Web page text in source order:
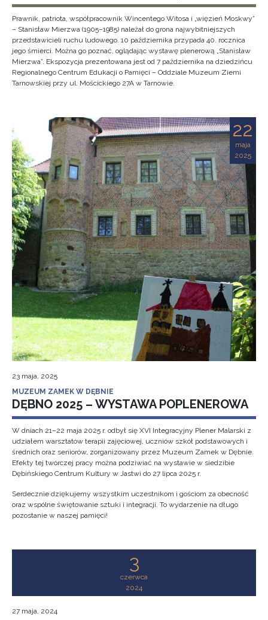
Prawnik, patriota, współpracownik Wincentego Witosa i „więzień Moskwy”
– Stanisław Mierzwa (1905–1985) należał do grona najwybitniejszych
przedstawicieli ruchu ludowego. 10 października przypada 40. rocznica
jego śmierci. Można go poznać, oglądając wystawę plenerową „Stanisław
Mierzwa”. Ekspozycja prezentowana jest od 7 października na dziedzińcu
Regionalnego Centrum Edukacji o Pamięci – Oddziale Muzeum Ziemi
Tarnowskiej przy ul. Mościckiego 27A w Tarnowie.
22
maja
2025
23 maja, 2025
MUZEUM ZAMEK W DĘBNIE
DĘBNO 2025 – WYSTAWA POPLENEROWA
W dniach 21–22 maja 2025 r. odbył się XVI Integracyjny Plener Malarski z
udziałem warsztatów terapii zajęciowej, uczniów szkół podstawowych i
średnich oraz seniorów, zorganizowany przez Muzeum Zamek w Dębnie.
Efekty tej twórczej pracy można podziwiać na wystawie w siedzibie
Dębińskiego Centrum Kultury w Jastwi do 27 lipca 2025 r.
Serdecznie dziękujemy wszystkim uczestnikom i gościom za obecność
oraz wspólne świętowanie sztuki i integracji. To wydarzenie na długo
pozostanie w naszej pamięci!
3
czerwca
2024
27 maja, 2024